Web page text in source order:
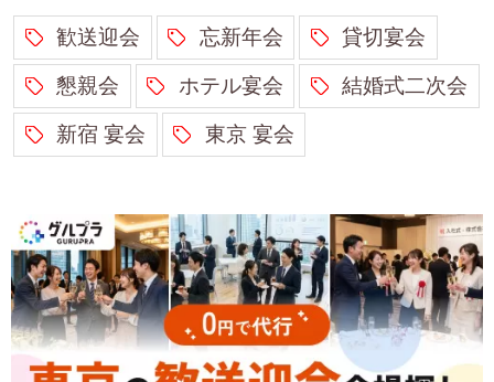
歓送迎会 忘新年会 貸切宴会
懇親会 ホテル宴会 結婚式二次会
新宿 宴会 東京 宴会